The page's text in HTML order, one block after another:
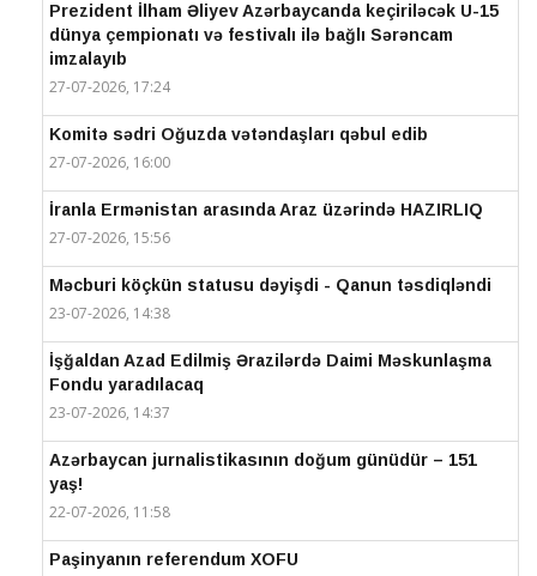
Prezident İlham Əliyev Azərbaycanda keçiriləcək U-15
dünya çempionatı və festivalı ilə bağlı Sərəncam
imzalayıb
27-07-2026, 17:24
Komitə sədri Oğuzda vətəndaşları qəbul edib
27-07-2026, 16:00
İranla Ermənistan arasında Araz üzərində HAZIRLIQ
27-07-2026, 15:56
Məcburi köçkün statusu dəyişdi - Qanun təsdiqləndi
23-07-2026, 14:38
İşğaldan Azad Edilmiş Ərazilərdə Daimi Məskunlaşma
Fondu yaradılacaq
23-07-2026, 14:37
Azərbaycan jurnalistikasının doğum günüdür – 151
yaş!
22-07-2026, 11:58
Paşinyanın referendum XOFU